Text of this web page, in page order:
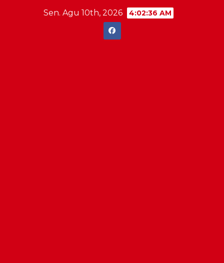
Sen. Agu 10th, 2026 4:02:36 AM